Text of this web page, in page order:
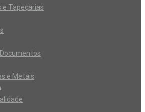
e Tapeçarias
Documentos
e Metais